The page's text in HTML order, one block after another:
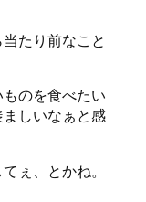
たり前なこと
のを食べたい
しいなぁと感
ぇ、とかね。